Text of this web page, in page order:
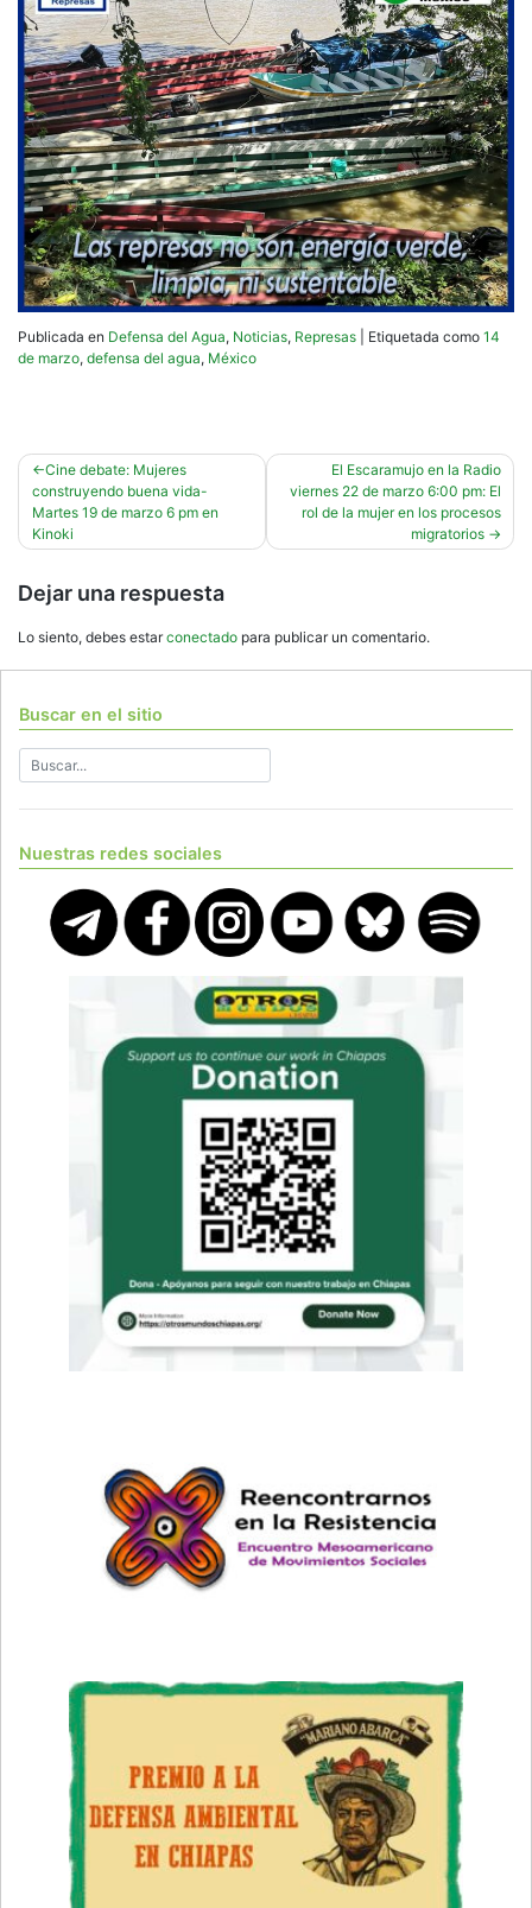
Publicada en Defensa del Agua, Noticias, Represas Etiquetada como 14
de marzo, defensa del agua, México
Navegación
de
entradas
Cine debate: Mujeres
construyendo buena vida-
Martes 19 de marzo 6 pm en
Kinoki
El Escaramujo en la Radio
viernes 22 de marzo 6:00 pm: El
rol de la mujer en los procesos
migratorios
Dejar una respuesta
Lo siento, debes estarconectado para publicar un comentario.
Buscar en el sitio
Nuestras redes sociales